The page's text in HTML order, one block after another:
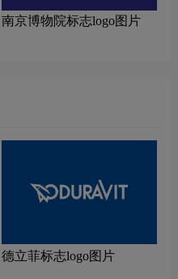
南京博物院标志logo图片
德立菲标志logo图片